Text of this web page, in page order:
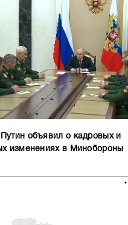
объявил о кадровых и
изменениях в Минобороны